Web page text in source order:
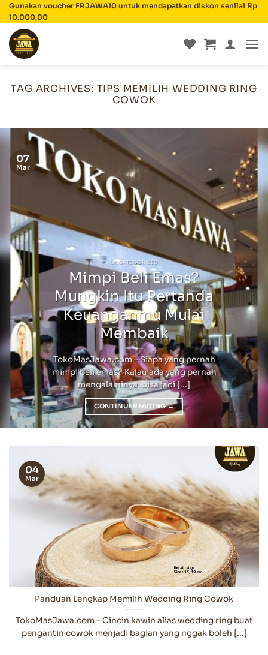
Skip
to
content
Gunakan voucher FRJAWA10 untuk mendapatkan diskon senilai Rp
10.000,00
TAG ARCHIVES: TIPS MEMILIH WEDDING RING
COWOK
UNCATEGORIZED
Mimpi Beli Emas?
Mungkin Itu Pertanda
Keuanganmu Mulai
Membaik
TokoMasJawa.com – Siapa yang pernah
mimpi beli emas? Kalau ada yang pernah
mengalaminya, bisa jadi [...]
CONTINUE READING→
07
Mar
Panduan Lengkap Memilih Wedding Ring Cowok
TokoMasJawa.com – Cincin kawin alias wedding ring buat
pengantin cowok menjadi bagian yang nggak boleh [...]
04
Mar